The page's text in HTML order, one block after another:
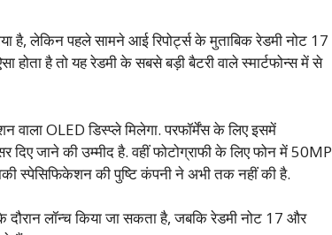
है, लेकिन पहले सामने आई रिपोर्ट्स के मुताबिक रेडमी नोट 17
है तो यह रेडमी के सबसे बड़ी बैटरी वाले स्मार्टफोन्स में से
OLED डिस्प्ले मिलेगा. परफॉर्मेंस के लिए इसमें
जाने की उम्मीद है. वहीं फोटोग्राफी के लिए फोन में 50MP
स्पेसिफिकेशन की पुष्टि कंपनी ने अभी तक नहीं की है.
दौरान लॉन्च किया जा सकता है, जबकि रेडमी नोट 17 और